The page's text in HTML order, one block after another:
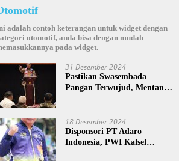
adalah contoh keterangan untuk widget dengan
otomotif, anda bisa dengan mudah
pada widget.
31 Desember 2024
Pastikan Swasembada
Pangan Terwujud, Mentan
18 Desember 2024
Disponsori PT Adaro
Indonesia, PWI Kalsel